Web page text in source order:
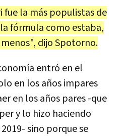
fue la más populistas de
fórmula como estaba,
dijo Spotorno.
entró en el
en los años impares
en los años pares -que
y lo hizo haciendo
sino porque se